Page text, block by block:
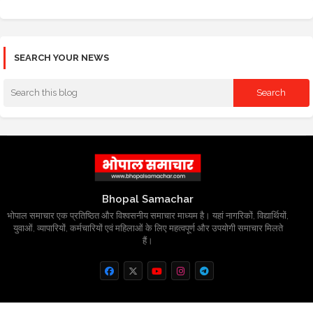
SEARCH YOUR NEWS
Bhopal Samachar
भोपाल समाचार एक प्रतिष्ठित और विश्वसनीय समाचार माध्यम है। यहां नागरिकों, विद्यार्थियों,
युवाओं, व्यापारियों, कर्मचारियों एवं महिलाओं के लिए महत्वपूर्ण और उपयोगी समाचार मिलते
हैं।